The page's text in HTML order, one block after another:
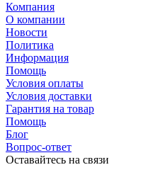
Компания
О компании
Новости
Политика
Информация
Помощь
Условия оплаты
Условия доставки
Гарантия на товар
Помощь
Блог
Вопрос-ответ
Оставайтесь на связи